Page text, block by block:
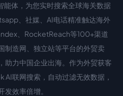
能体，为您实时搜索全球海关数据
、社媒、AI电话精准触达海外
、RocketReach等100+渠道
制造网、独立站等平台的外贸卖
助力中国企业出海。作为外贸获客
联网搜索，自动过滤无效数据，
效率倍增。